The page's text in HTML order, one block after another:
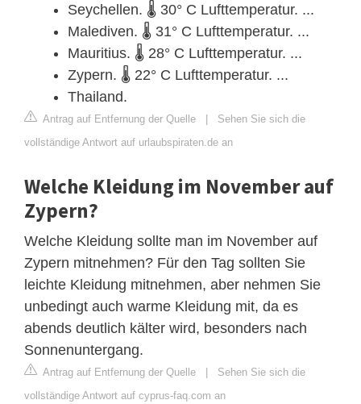
Seychellen. 🌡 30° C Lufttemperatur. ...
Malediven. 🌡 31° C Lufttemperatur. ...
Mauritius. 🌡 28° C Lufttemperatur. ...
Zypern. 🌡 22° C Lufttemperatur. ...
Thailand.
Antrag auf Entfernung der Quelle | Sehen Sie sich die
vollständige Antwort auf urlaubspiraten.de an
Welche Kleidung im November auf
Zypern?
Welche Kleidung sollte man im November auf
Zypern mitnehmen? Für den Tag sollten Sie
leichte Kleidung mitnehmen, aber nehmen Sie
unbedingt auch warme Kleidung mit, da es
abends deutlich kälter wird, besonders nach
Sonnenuntergang.
Antrag auf Entfernung der Quelle | Sehen Sie sich die
vollständige Antwort auf cyprus-faq.com an